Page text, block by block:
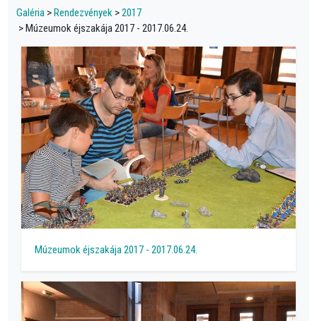
Galéria >Rendezvények >2017
> Múzeumok éjszakája 2017 - 2017.06.24.
Múzeumok éjszakája 2017 - 2017.06.24.